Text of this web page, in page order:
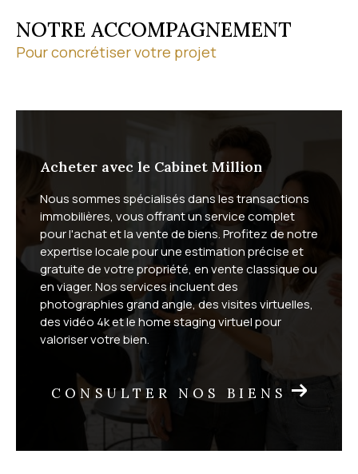
Quel est votre projet immobilier ?
Que vous souhaitiez acheter ouvendre, nous vous
offrons un service complet, adapté aux spécificités
du marché du bassin de Thau. Vendeurs, vous
bénéficiez d'une mise en valeur soignée de votre
bien : photographies grand angle, vidéo 4K, visites
virtuelles et home staging virtuel. Acheteurs, vous
profitez de visites à distance et d'un suivi sur mesure
jusqu'à la signature.
Nous proposons également la vente enviager, une
formule patrimoniale adaptée à de nombreuses
situations. Selon votre commune, découvrez notre
viager à Vic-la-Gardiole
solutions viager sur Fron
et leviager à Mireval
Faites estimer votre bien
NOTRE ACCOMPAGNEMENT
Pour concrétiser votre projet
Acheter avec le Cabinet Million
Nous sommes spécialisés dans les transactions
immobilières, vous offrant un service complet
pour l'achat et la vente de biens. Profitez de notre
expertise locale pour une estimation précise et
gratuite de votre propriété, en vente classique ou
en viager. Nos services incluent des
photographies grand angle, des visites virtuelles,
des vidéo 4k et le home staging virtuel pour
valoriser votre bien.
CONSULTER NOS BIENS